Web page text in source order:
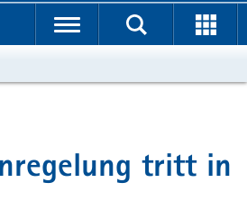
tritt in